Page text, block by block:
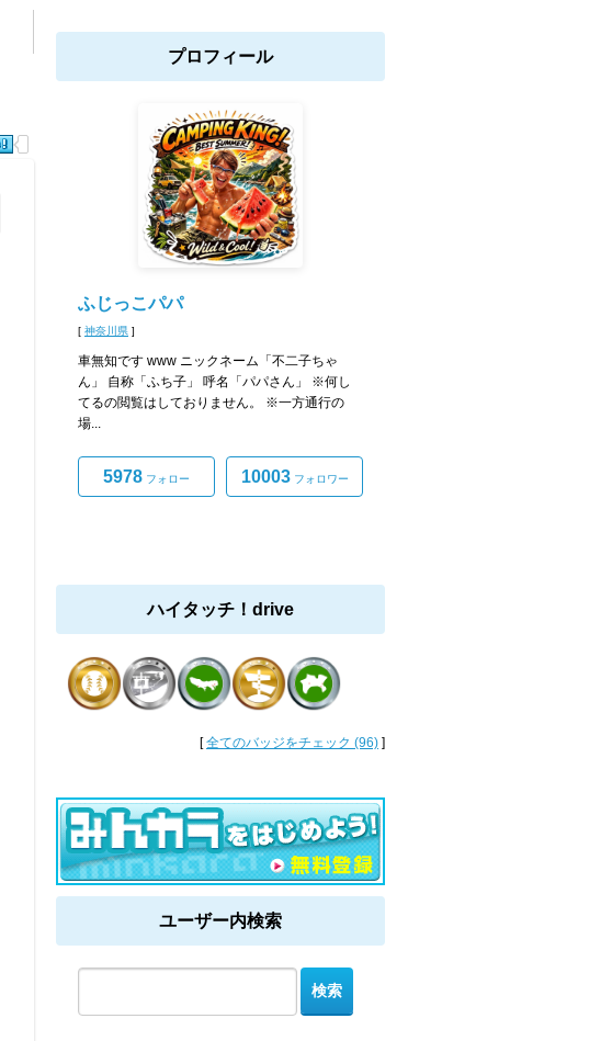
プロフィール
ふじっこパパ
[ 神奈川県 ]
車無知です www ニックネーム「不二子ちゃ
ん」 自称「ふち子」 呼名「パパさん」 ※何し
てるの閲覧はしておりません。 ※一方通行の
場...
5978 フォロー 10003フォロワー
ハイタッチ！drive
[全てのバッジをチェック (96) ]
ユーザー内検索